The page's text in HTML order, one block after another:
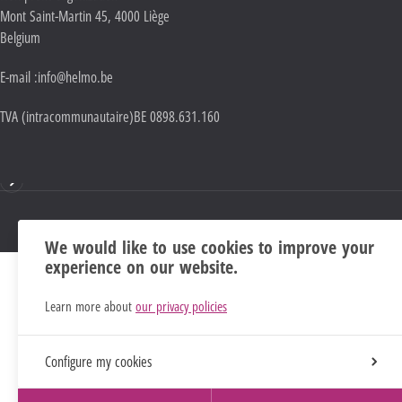
Mont Saint-Martin 45, 4000 Liège
Belgium
E-mail :info@helmo.be
TVA (intracommunautaire)BE 0898.631.160
We would like to use cookies to improve your
experience on our website.
Learn more about our privacy policies
Configure my cookies